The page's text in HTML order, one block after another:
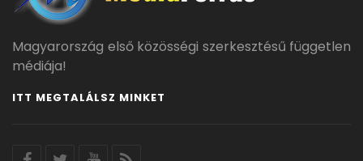
Magyarország első közösségi szerkesztésű független
médiája!
ITT MEGTALÁLSZ MINKET